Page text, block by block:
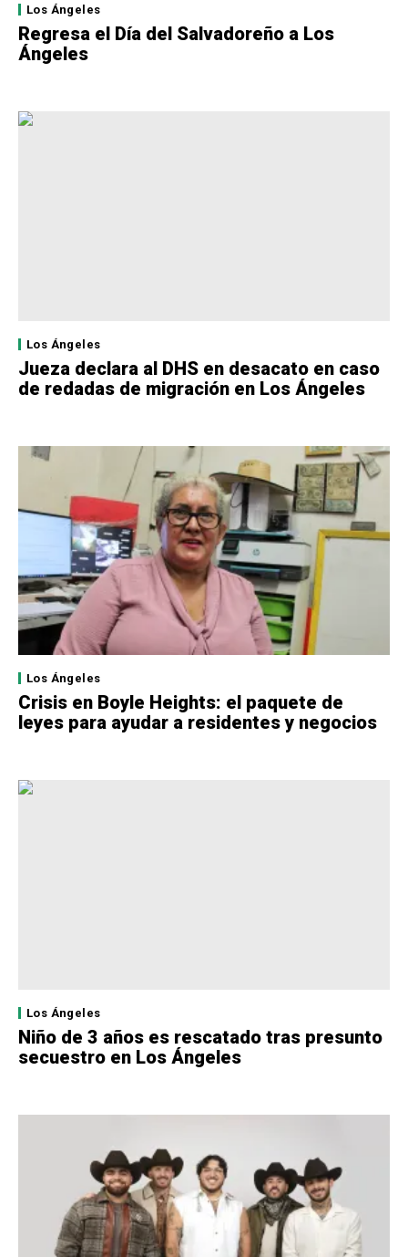
Los Ángeles
Regresa el Día del Salvadoreño a Los
Ángeles
Los Ángeles
Jueza declara al DHS en desacato en caso
de redadas de migración en Los Ángeles
Los Ángeles
Crisis en Boyle Heights: el paquete de
leyes para ayudar a residentes y negocios
Los Ángeles
Niño de 3 años es rescatado tras presunto
secuestro en Los Ángeles